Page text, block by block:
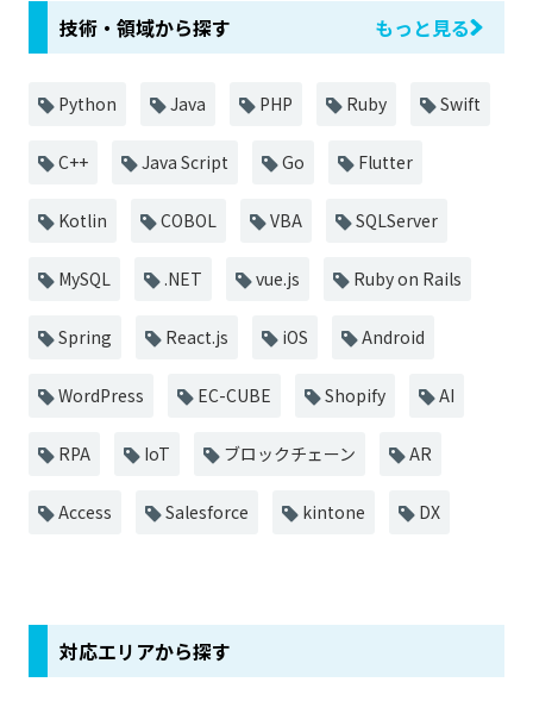
技術・領域から探す もっと見る
Python Java PHP Ruby Swift
C++ Java Script Go Flutter
Kotlin COBOL VBA SQLServer
MySQL .NET vue.js Ruby on Rails
Spring React.js iOS Android
WordPress EC-CUBE Shopify AI
RPA IoT ブロックチェーン AR
Access Salesforce kintone DX
対応エリアから探す